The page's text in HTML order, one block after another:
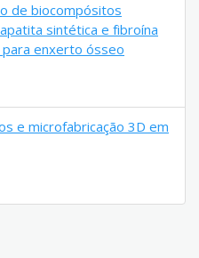
de biocompósitos
sintética e fibroína
enxerto ósseo
e microfabricação 3D em